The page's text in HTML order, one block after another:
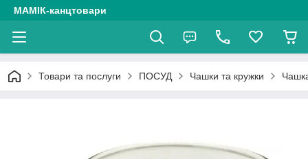
МАМІК-канцтовари
Товари та послуги ПОСУД Чашки та кружки